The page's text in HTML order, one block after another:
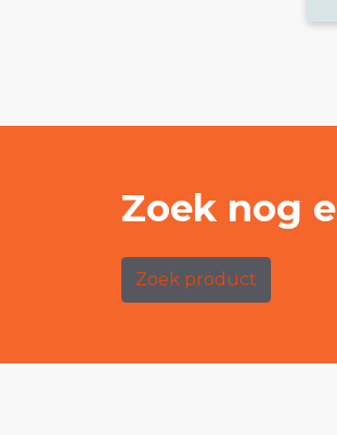
Zoek nog
Zoek product